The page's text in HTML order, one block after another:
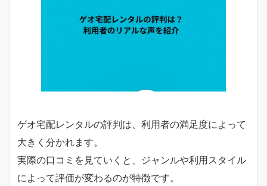
ゲオ宅配レンタルの評判は、利用者の満足度によって
大きく分かれます。
実際の口コミを見ていくと、ジャンルや利用スタイル
によって評価が変わるのが特徴です。